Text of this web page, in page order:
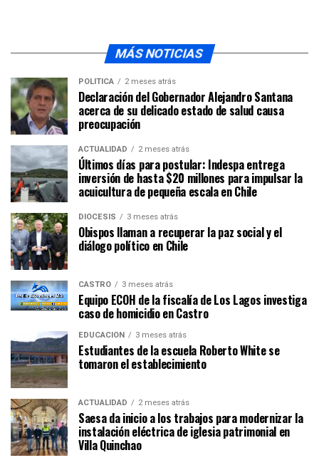
MÁS NOTICIAS
POLÍTICA 2 meses atrás
Declaración del Gobernador Alejandro Santana
acerca de su delicado estado de salud causa
preocupación
ACTUALIDAD 2 meses atrás
Últimos días para postular: Indespa entrega
inversión de hasta $20 millones para impulsar la
acuicultura de pequeña escala en Chile
DIÓCESIS 3 meses atrás
Obispos llaman a recuperar la paz social y el
diálogo político en Chile
CASTRO 3 meses atrás
Equipo ECOH de la fiscalía de Los Lagos investiga
caso de homicidio en Castro
EDUCACIÓN 3 meses atrás
Estudiantes de la escuela Roberto White se
tomaron el establecimiento
ACTUALIDAD 2 meses atrás
Saesa da inicio a los trabajos para modernizar la
instalación eléctrica de iglesia patrimonial en
Villa Quinchao